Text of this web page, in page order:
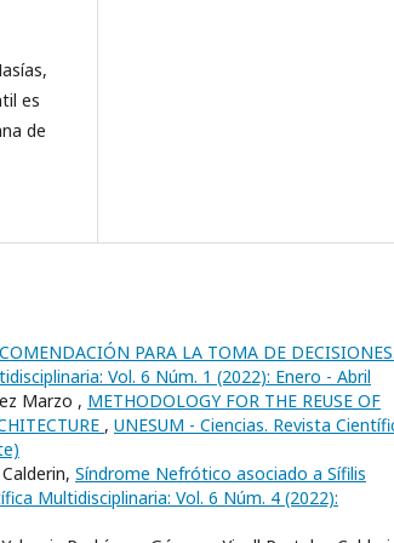
es
de
PARA LA TOMA DE
Vol. 6 Núm. 1 (2022): Enero - Abril
Marzo , METHODOLOGY FOR THE REUSE OF
, UNESUM - Ciencias. Revista
Síndrome Nefrótico asociado a Sífilis
Multidisciplinaria: Vol. 6 Núm. 4 (2022):